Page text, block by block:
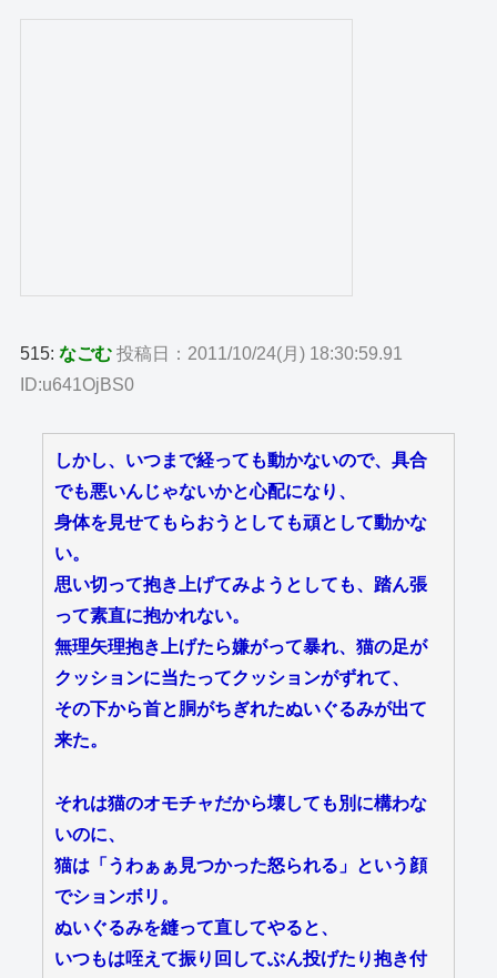
515:なごむ 投稿日：2011/10/24(月) 18:30:59.91
ID:u641OjBS0
しかし、いつまで経っても動かないので、具合
でも悪いんじゃないかと心配になり、
身体を見せてもらおうとしても頑として動かな
い。
思い切って抱き上げてみようとしても、踏ん張
って素直に抱かれない。
無理矢理抱き上げたら嫌がって暴れ、猫の足が
クッションに当たってクッションがずれて、
その下から首と胴がちぎれたぬいぐるみが出て
来た。
それは猫のオモチャだから壊しても別に構わな
いのに、
猫は「うわぁぁ見つかった怒られる」という顔
でションボリ。
ぬいぐるみを縫って直してやると、
いつもは咥えて振り回してぶん投げたり抱き付